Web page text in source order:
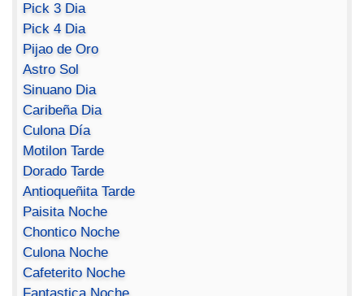
Pick 3 Dia
Pick 4 Dia
Pijao de Oro
Astro Sol
Sinuano Dia
Caribeña Dia
Culona Día
Motilon Tarde
Dorado Tarde
Antioqueñita Tarde
Paisita Noche
Chontico Noche
Culona Noche
Cafeterito Noche